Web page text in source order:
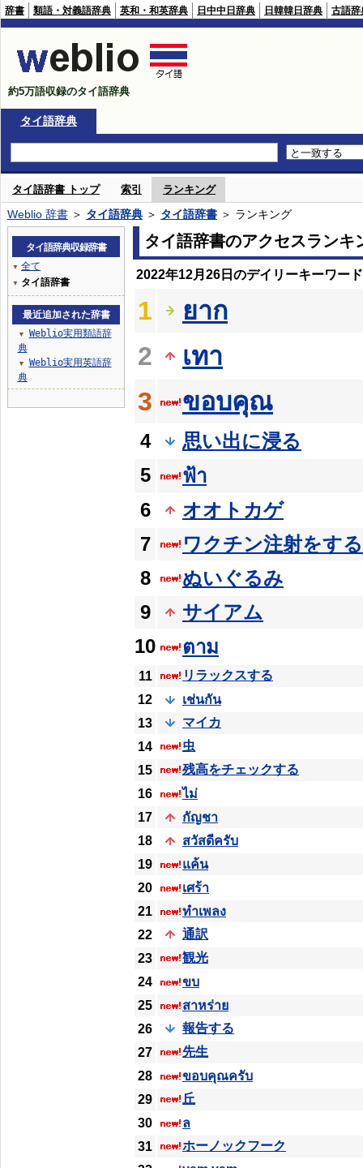
辞書 類語・対義語辞典 英和・和英辞典 日中中日辞典 日韓韓日辞典 古語辞
約5万語収録のタイ語辞典
タイ語辞典
タイ語辞書 トップ 索引 ランキング
Weblio 辞書 ＞ タイ語辞典 ＞ タイ語辞書 ＞ ランキング
タイ語辞書のアクセスランキ
2022年12月26日のデイリーキーワー
1
ยาก
2
เทา
3
ขอบคุณ
4
思い出に浸る
5
ฟ้า
6
オオトカゲ
7
ワクチン注射をする
8
ぬいぐるみ
9
サイアム
10
ตาม
11
リラックスする
12
เช่นกัน
13
マイカ
14
虫
15
残高をチェックする
16
ไม่
17
กัญชา
18
สวัสดีครับ
19
แค้น
20
เศร้า
21
ทำเพลง
22
通訳
23
観光
24
ขบ
25
สาหร่าย
26
報告する
27
先生
28
ขอบคุณครับ
29
丘
30
ล
31
ホーノックフーク
タイ語辞典収録辞書
▼ 全て
▼ タイ語辞書
最近追加された辞書
▼
Weblio実用類語辞
典
▼
Weblio実用英語辞
典